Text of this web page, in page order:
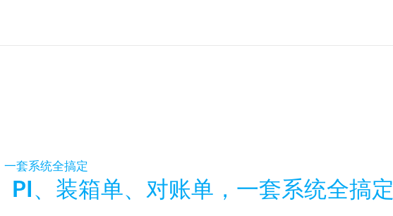
、装箱单、对账单，一套系统全搞定